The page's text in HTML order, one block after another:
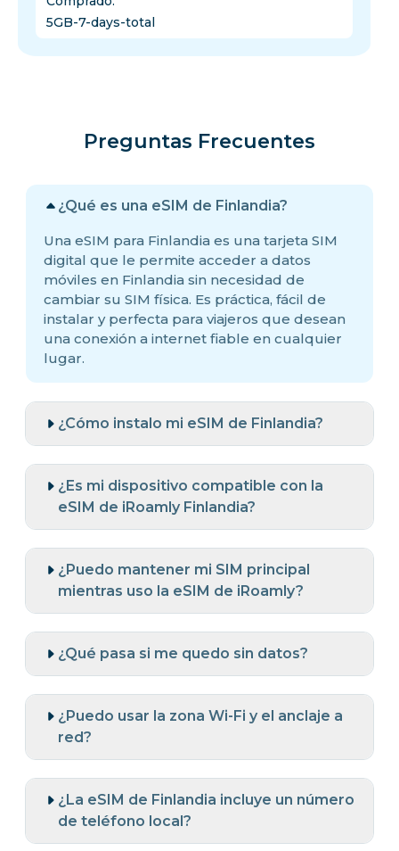
5GB-7-days-total
Preguntas Frecuentes
¿Qué es una eSIM de Finlandia?
Una eSIM para Finlandia es una tarjeta SIM
digital que le permite acceder a datos
móviles en Finlandia sin necesidad de
cambiar su SIM física. Es práctica, fácil de
instalar y perfecta para viajeros que desean
una conexión a internet fiable en cualquier
lugar.
¿Cómo instalo mi eSIM de Finlandia?
¿Es mi dispositivo compatible con la
eSIM de iRoamly Finlandia?
¿Puedo mantener mi SIM principal
mientras uso la eSIM de iRoamly?
¿Qué pasa si me quedo sin datos?
¿Puedo usar la zona Wi-Fi y el anclaje a
red?
¿La eSIM de Finlandia incluye un número
de teléfono local?